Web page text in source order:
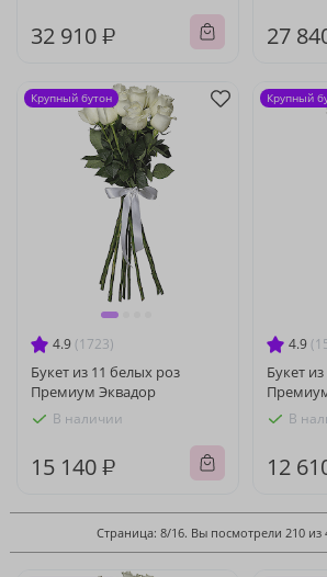
32 910 ₽ 27
4.9 (1723)
Букет из 11 белых роз
Премиум Эквадор
В наличии
15 140 ₽
Крупный бутон
4.9
Букет
В
12
Крупный
Страница: 8/16. Вы посмотрели 210 из